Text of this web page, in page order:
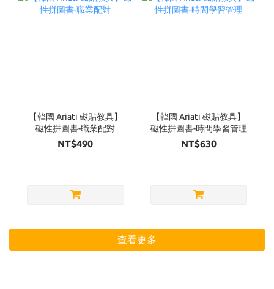
【韓國 Ariati 磁貼教具】
磁性拼圖書-職業配對
NT$490
【韓國 Ariati 磁貼教具】
磁性拼圖書-時間學習管理
NT$630
查看更多